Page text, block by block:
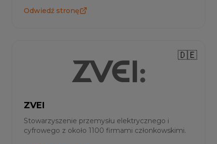
Odwiedź stronę
🇩🇪
ZVEI
Stowarzyszenie przemysłu elektrycznego i
cyfrowego z około 1100 firmami członkowskimi.